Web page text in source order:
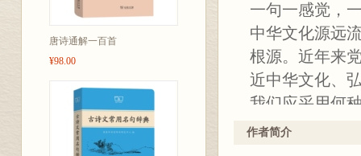
唐诗通解一百首
¥98.00
一句一感觉，
中华文化源远
根源。近年来
近中华文化、
我们应采用何
效仿、从中寻
作者简介